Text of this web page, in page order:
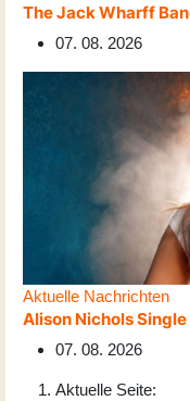
The Jack Wharff
07. 08. 2026
Aktuelle Nachrichten
Alison Nichols
07. 08. 2026
Aktuelle Seite: